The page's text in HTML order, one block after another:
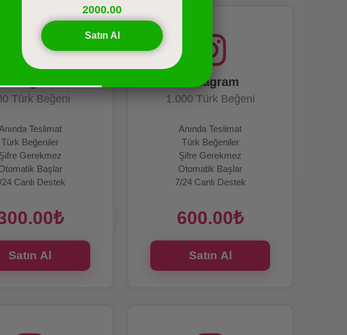
Türk Beğeni
Teslimat
Türk Beğeniler
Şifre Gerekmez
Başlar
24 Canlı Destek
Satın Al
Instagram
1.000 Türk Beğeni
Anında Teslimat
Türk Beğeniler
Şifre Gerekmez
Otomatik Başlar
7/24 Canlı Destek
600.00₺
Satın Al
2000.00
Satın Al